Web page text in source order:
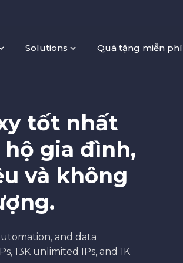
Solutions Quà tặng miễn phí
tốt nhất
hộ gia đình,
và không
and data
13K unlimited IPs, and 1K